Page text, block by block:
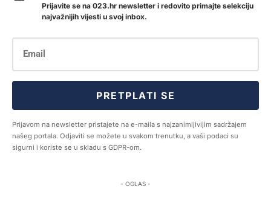
Prijavite se na 023.hr newsletter i redovito primajte selekciju
najvažnijih vijesti u svoj inbox.
PRETPLATI SE
Prijavom na newsletter pristajete na e-maila s najzanimljivijim sadržajem
našeg portala. Odjaviti se možete u svakom trenutku, a vaši podaci su
sigurni i koriste se u skladu s GDPR-om.
- OGLAS -